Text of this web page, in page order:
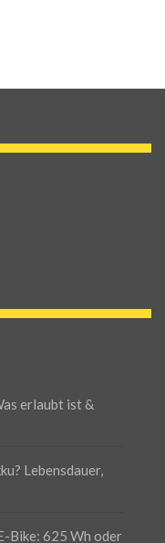
erlaubt ist &
Lebensdauer,
Bike: 625 Wh oder